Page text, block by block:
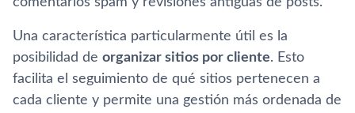
Una característica particularmente útil es la
posibilidad de organizar sitios por cliente. Esto
facilita el seguimiento de qué sitios pertenecen a
cada cliente y permite una gestión más ordenada de